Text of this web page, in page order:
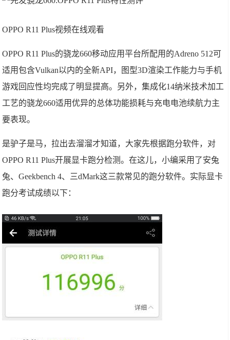
OPPO R11 Plus视频在线观看
OPPO R11 Plus的骁龙660移动应用平台所配用的Adreno 512可
适用包含Vulkan以内的全新API，图型3D渲染工作能力与手机
游戏回应性均完成了明显提高。另外，集成化14纳米技术加工
工艺的骁龙660适用优异的总体功能损耗与充电电池续航力主
要表现。
是驴子是马，拉出去溜溜才知道，大家先根据跑分软件，对
OPPO R11 Plus开展显卡跑分检测。在这儿，小编采用了安兔
兔、Geekbench 4、三dMark这三款常见的跑分软件。实际显卡
跑分考试成绩以下：